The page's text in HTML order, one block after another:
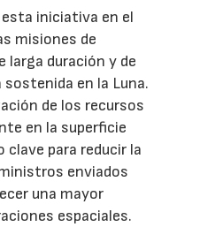
iniciativa en el
misiones de
larga duración y de
en la Luna.
de los recursos
en la superficie
clave para reducir la
enviados
una mayor
espaciales.